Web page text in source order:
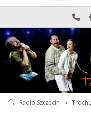
Radio Szczecin »